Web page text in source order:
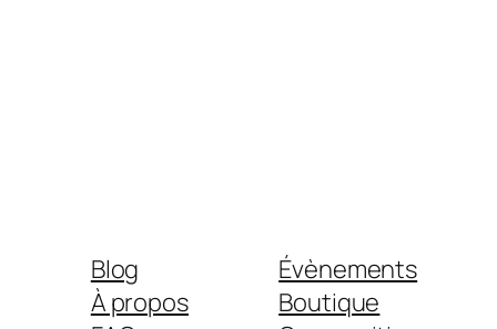
Blog
À propos
Évènements
Boutique